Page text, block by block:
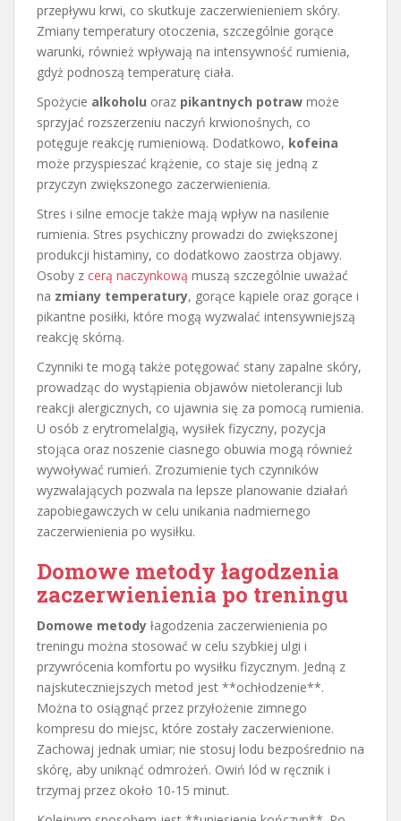
przepływu krwi, co skutkuje zaczerwienieniem skóry.
Zmiany temperatury otoczenia, szczególnie gorące
warunki, również wpływają na intensywność rumienia,
gdyż podnoszą temperaturę ciała.
Spożycie alkoholu oraz pikantnych potraw może
sprzyjać rozszerzeniu naczyń krwionośnych, co
potęguje reakcję rumieniową. Dodatkowo, kofeina
może przyspieszać krążenie, co staje się jedną z
przyczyn zwiększonego zaczerwienienia.
Stres i silne emocje także mają wpływ na nasilenie
rumienia. Stres psychiczny prowadzi do zwiększonej
produkcji histaminy, co dodatkowo zaostrza objawy.
Osoby z cerą naczynkową muszą szczególnie uważać
na zmiany temperatury, gorące kąpiele oraz gorące i
pikantne posiłki, które mogą wyzwalać intensywniejszą
reakcję skórną.
Czynniki te mogą także potęgować stany zapalne skóry,
prowadząc do wystąpienia objawów nietolerancji lub
reakcji alergicznych, co ujawnia się za pomocą rumienia.
U osób z erytromelalgią, wysiłek fizyczny, pozycja
stojąca oraz noszenie ciasnego obuwia mogą również
wywoływać rumień. Zrozumienie tych czynników
wyzwalających pozwala na lepsze planowanie działań
zapobiegawczych w celu unikania nadmiernego
zaczerwienienia po wysiłku.
Domowe metody łagodzenia
zaczerwienienia po treningu
Domowe metody łagodzenia zaczerwienienia po
treningu można stosować w celu szybkiej ulgi i
przywrócenia komfortu po wysiłku fizycznym. Jedną z
najskuteczniejszych metod jest **ochłodzenie**.
Można to osiągnąć przez przyłożenie zimnego
kompresu do miejsc, które zostały zaczerwienione.
Zachowaj jednak umiar; nie stosuj lodu bezpośrednio na
skórę, aby uniknąć odmrożeń. Owiń lód w ręcznik i
trzymaj przez około 10-15 minut.